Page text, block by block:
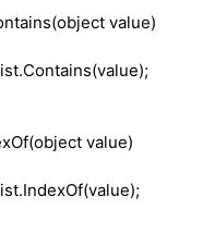
object value)
object value)